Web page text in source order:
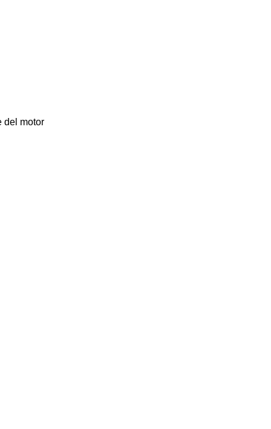
del motor